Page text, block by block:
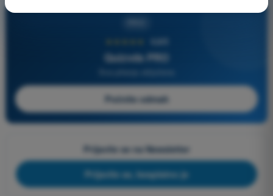
4,6/5
Quizvds PRO
Počnite odmah
Prijavite se na Newsletter
Prijavite se, besplatno je